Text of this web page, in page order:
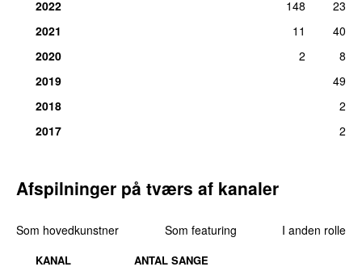
2022
148
23
2021
11
40
2020
2
8
2019
49
2018
2
2017
2
Afspilninger på tværs af kanaler
Som hovedkunstner Som featuring I anden rolle
KANAL ANTAL SANGE